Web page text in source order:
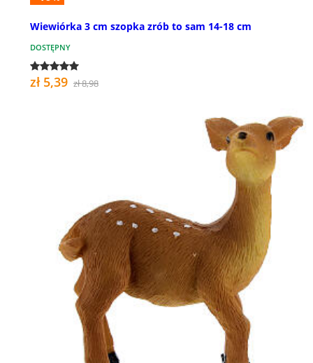
Wiewiórka 3 cm szopka zrób to sam 14-18 cm
DOSTĘPNY
zł 5,39 zł 8,98